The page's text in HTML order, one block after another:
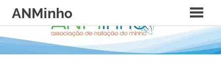
content
ANMinho